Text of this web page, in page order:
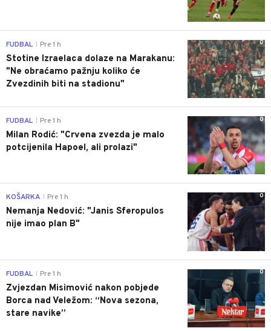
0
FUDBAL Pre 1 h
Stotine Izraelaca dolaze na Marakanu:
"Ne obraćamo pažnju koliko će
Zvezdinih biti na stadionu"
0
FUDBAL Pre 1 h
Milan Rodić: "Crvena zvezda je malo
potcijenila Hapoel, ali prolazi"
0
KOŠARKA Pre 1 h
Nemanja Nedović: "Janis Sferopulos
nije imao plan B"
0
FUDBAL Pre 1 h
Zvjezdan Misimović nakon pobjede
Borca nad Veležom: “Nova sezona,
stare navike”